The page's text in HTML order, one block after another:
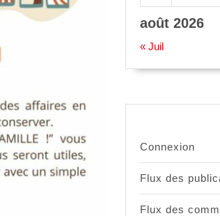
août 2026
« Juil
Connexion
Flux des
Flux des